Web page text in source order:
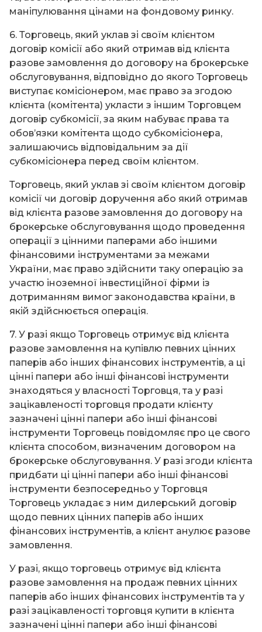
маніпулювання цінами на фондовому ринку.
6. Торговець, який уклав зі своїм клієнтом
договір комісії або який отримав від клієнта
разове замовлення до договору на брокерське
обслуговування, відповідно до якого Торговець
виступає комісіонером, має право за згодою
клієнта (комітента) укласти з іншим Торговцем
договір субкомісії, за яким набуває права та
обов’язки комітента щодо субкомісіонера,
залишаючись відповідальним за дії
субкомісіонера перед своїм клієнтом.
Торговець, який уклав зі своїм клієнтом договір
комісії чи договір доручення або який отримав
від клієнта разове замовлення до договору на
брокерське обслуговування щодо проведення
операції з цінними паперами або іншими
фінансовими інструментами за межами
України, має право здійснити таку операцію за
участю іноземної інвестиційної фірми із
дотриманням вимог законодавства країни, в
якій здійснюється операція.
7. У разі якщо Торговець отримує від клієнта
разове замовлення на купівлю певних цінних
паперів або інших фінансових інструментів, а ці
цінні папери або інші фінансові інструменти
знаходяться у власності Торговця, та у разі
зацікавленості торговця продати клієнту
зазначені цінні папери або інші фінансові
інструменти Торговець повідомляє про це свого
клієнта способом, визначеним договором на
брокерське обслуговування. У разі згоди клієнта
придбати ці цінні папери або інші фінансові
інструменти безпосередньо у Торговця
Торговець укладає з ним дилерський договір
щодо певних цінних паперів або інших
фінансових інструментів, а клієнт анулює разове
замовлення.
У разі, якщо торговець отримує від клієнта
разове замовлення на продаж певних цінних
паперів або інших фінансових інструментів та у
разі зацікавленості торговця купити в клієнта
зазначені цінні папери або інші фінансові